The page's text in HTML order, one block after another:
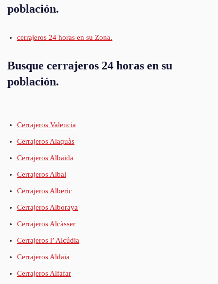
población.
cerrajeros 24 horas en su Zona.
Busque cerrajeros 24 horas en su
población.
Cerrajeros Valencia
Cerrajeros Alaquàs
Cerrajeros Albaida
Cerrajeros Albal
Cerrajeros Alberic
Cerrajeros Alboraya
Cerrajeros Alcàsser
Cerrajeros l’ Alcúdia
Cerrajeros Aldaia
Cerrajeros Alfafar